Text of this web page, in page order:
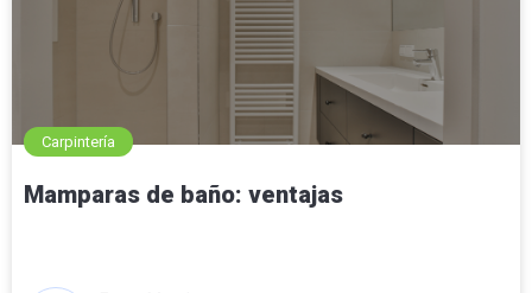
Carpintería
Mamparas de baño: ventajas